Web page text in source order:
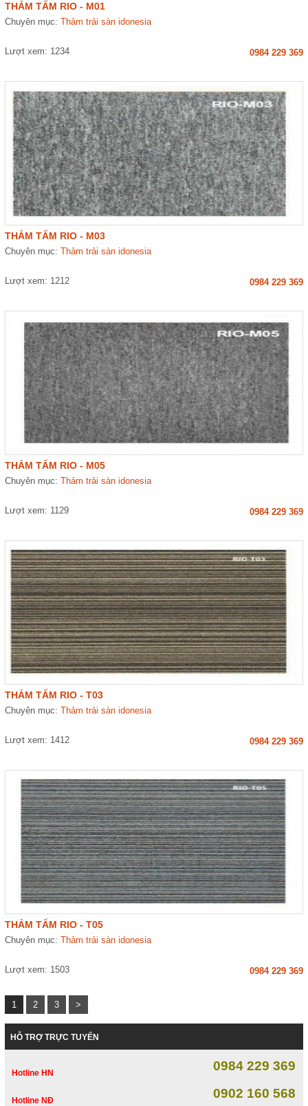
THẢM TẤM RIO - M01
Chuyên mục:Thảm trải sàn idonesia
Lượt xem: 1234 0984 229 369
THẢM TẤM RIO - M03
Chuyên mục:Thảm trải sàn idonesia
Lượt xem: 1212 0984 229 369
THẢM TẤM RIO - M05
Chuyên mục:Thảm trải sàn idonesia
Lượt xem: 1129 0984 229 369
THẢM TẤM RIO - T03
Chuyên mục:Thảm trải sàn idonesia
Lượt xem: 1412 0984 229 369
THẢM TẤM RIO - T05
Chuyên mục:Thảm trải sàn idonesia
Lượt xem: 1503 0984 229 369
1 2 3 >
HỖ TRỢ TRỰC TUYẾN
Hotline HN 0984 229 369
Hotline NĐ 0902 160 568